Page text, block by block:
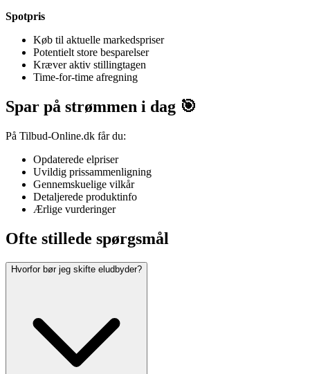
Spotpris
Køb til aktuelle markedspriser
Potentielt store besparelser
Kræver aktiv stillingtagen
Time-for-time afregning
Spar på strømmen i dag 🎯
På Tilbud-Online.dk får du:
Opdaterede elpriser
Uvildig prissammenligning
Gennemskuelige vilkår
Detaljerede produktinfo
Ærlige vurderinger
Ofte stillede spørgsmål
Hvorfor bør jeg skifte eludbyder?